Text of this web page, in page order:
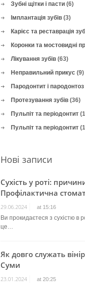
Зубні щітки і пасти (6)
Імплантація зубів (3)
Карієс та реставрація
Коронки та мостовидні
Лікування зубів (63)
Неправильний прикус (9)
Пародонтит і пародонтоз
Протезування зубів (36)
Пульпіт та періодонтит
Пульпіт та періодонтит
Нові записи
Сухість у роті:
Профілактична
29.06.2024 at 15:16
Ви прокидаєтеся з сухістю в
це…
Як довго служать
Суми
23.01.2024 at 20:25